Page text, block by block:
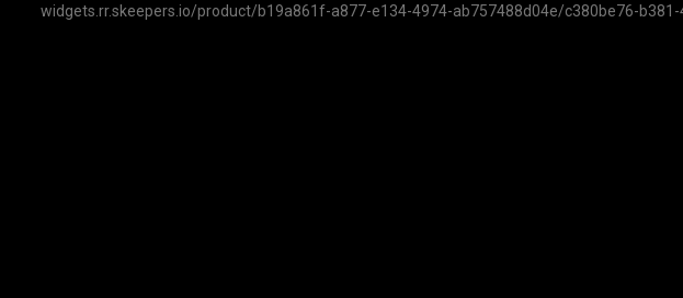
widgets.rr.skeepers.io/product/b19a861f-a877-e134-4974-ab757488d04e/c380be76-